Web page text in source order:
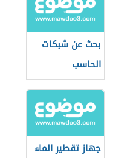
بحث عن شبكات
الحاسب
جهاز تقطير الماء